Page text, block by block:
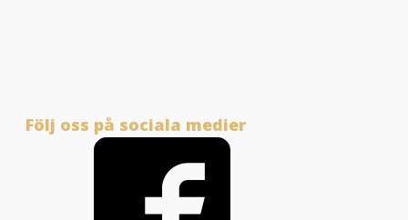
Följ oss på sociala medier